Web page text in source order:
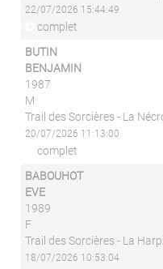
22/07/2026 15:44:49
complet
BUTIN
BENJAMIN
1987
M
Trail des Sorcières - La
20/07/2026 11:13:00
complet
BABOUHOT
EVE
1989
F
Trail des Sorcières - La
18/07/2026 10:53:04